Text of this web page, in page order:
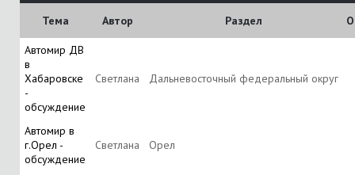
Тема Автор Раздел
Автомир ДВ
в
Хабаровске
-
обсуждение
Светлана Дальневосточный федеральный округ
Автомир в
г.Орел -
обсуждение
Светлана Орел